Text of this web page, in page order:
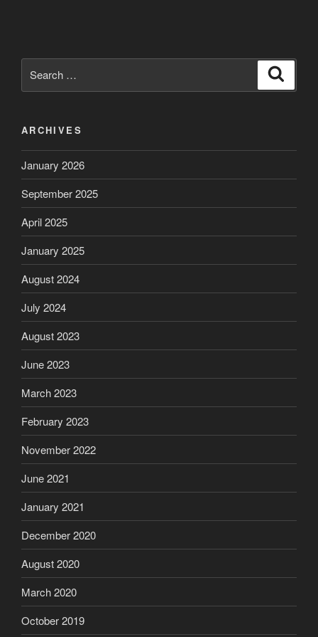
for:
ARCHIVES
January 2026
September 2025
April 2025
January 2025
August 2024
July 2024
August 2023
June 2023
March 2023
February 2023
November 2022
June 2021
January 2021
December 2020
August 2020
March 2020
October 2019